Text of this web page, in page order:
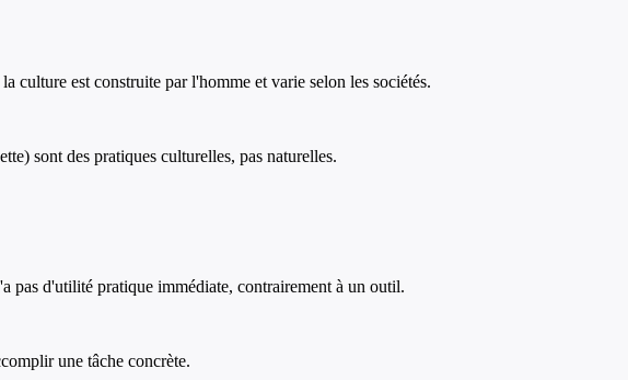
culture est construite par l'homme et varie selon les sociétés.
sont des pratiques culturelles, pas naturelles.
pas d'utilité pratique immédiate, contrairement à un outil.
une tâche concrète.